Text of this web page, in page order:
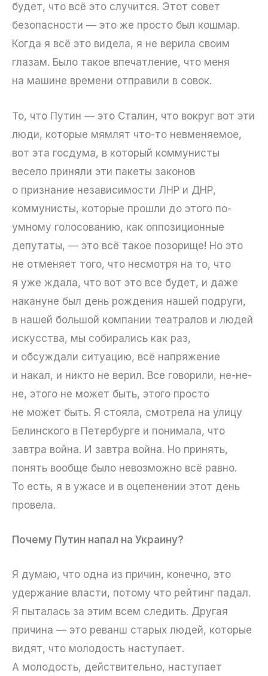
будет, что всё это случится. Этот совет
безопасности — это же просто был кошмар.
Когда я всё это видела, я не верила своим
глазам. Было такое впечатление, что меня
на машине времени отправили в совок.
То, что Путин — это Сталин, что вокруг вот эти
люди, которые мямлят что-то невменяемое,
вот эта госдума, в который коммунисты
весело приняли эти пакеты законов
о признание независимости ЛНР и ДНР,
коммунисты, которые прошли до этого по-
умному голосованию, как оппозиционные
депутаты, — это всё такое позорище! Но это
не отменяет того, что несмотря на то, что
я уже ждала, что вот это все будет, и даже
накануне был день рождения нашей подруги,
в нашей большой компании театралов и людей
искусства, мы собирались как раз,
и обсуждали ситуацию, всё напряжение
и накал, и никто не верил. Все говорили, не-не-
не, этого не может быть, этого просто
не может быть. Я стояла, смотрела на улицу
Белинского в Петербурге и понимала, что
завтра война. И завтра война. Но принять,
понять вообще было невозможно всё равно.
То есть, я в ужасе и в оцепенении этот день
провела.
Почему Путин напал на Украину?
Я думаю, что одна из причин, конечно, это
удержание власти, потому что рейтинг падал.
Я пыталась за этим всем следить. Другая
причина — это реванш старых людей, которые
видят, что молодость наступает.
А молодость, действительно, наступает